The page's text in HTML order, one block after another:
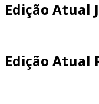
Edição Atual
Edição Atual